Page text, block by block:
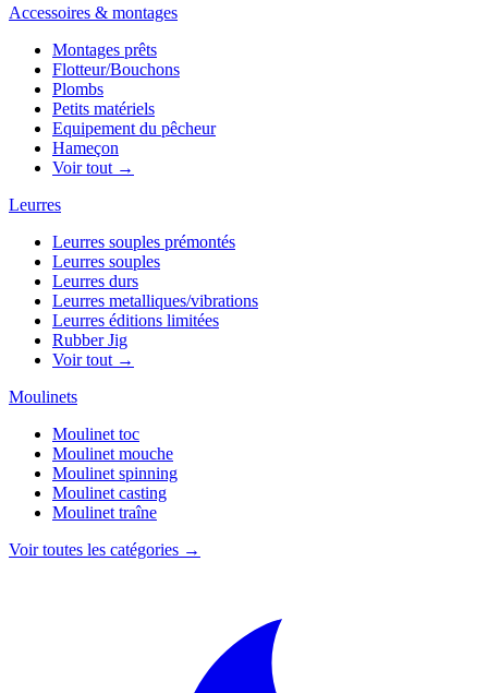
Accessoires & montages
Montages prêts
Flotteur/Bouchons
Plombs
Petits matériels
Equipement du pêcheur
Hameçon
Voir tout →
Leurres
Leurres souples prémontés
Leurres souples
Leurres durs
Leurres metalliques/vibrations
Leurres éditions limitées
Rubber Jig
Voir tout →
Moulinets
Moulinet toc
Moulinet mouche
Moulinet spinning
Moulinet casting
Moulinet traîne
Voir toutes les catégories →